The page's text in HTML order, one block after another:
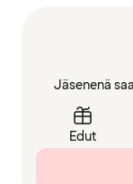
Jäsenenä
Edut